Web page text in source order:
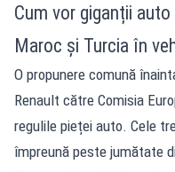
Cum vor giganții
Maroc și Turcia în
O propunere comună
Renault către Comisia
regulile pieței auto. Cele
împreună peste jumătate